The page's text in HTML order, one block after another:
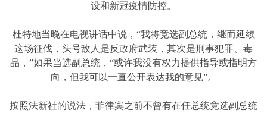
设和新冠疫情防控。
杜特地当晚在电视讲话中说，“我将竞选副总统，继而延续
这场征伐，头号敌人是反政府武装，其次是刑事犯罪、毒
品，”如果当选副总统，“或许我没有权力提供指导或指明方
向，但我可以一直公开表达我的意见”。
按照法新社的说法，菲律宾之前不曾有在任总统竞选副总统